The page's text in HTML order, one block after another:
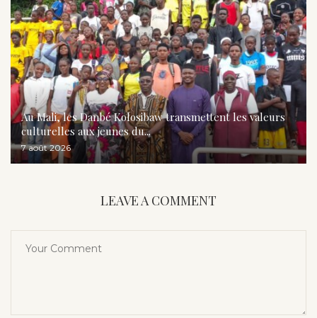
Au Mali, les Danbé Kolosibaw transmettent les valeurs
culturelles aux jeunes du...
7 août 2026
LEAVE A COMMENT